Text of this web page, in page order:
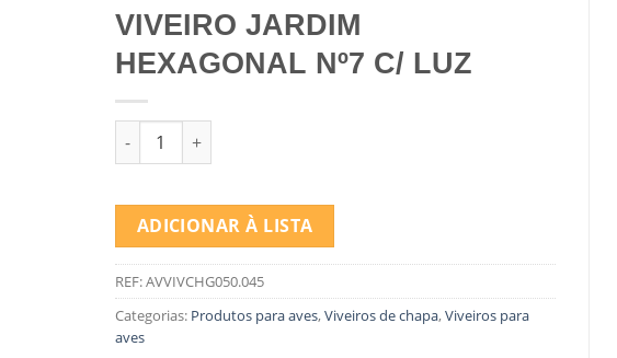
VIVEIRO JARDIM
HEXAGONAL Nº7 C/ LUZ
Quantidade de VIVEIRO JARDIM HEXAGONAL Nº7 C/ LUZ
ADICIONAR À LISTA
REF:AVVIVCHG050.045
Categorias: Produtos para aves,Viveiros de chapa,Viveiros para
aves